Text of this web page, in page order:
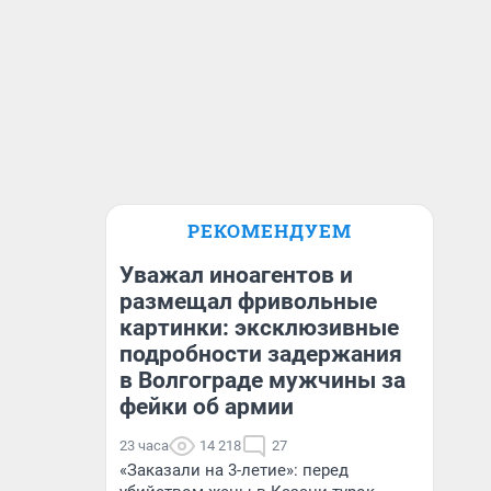
РЕКОМЕНДУЕМ
Уважал иноагентов и
размещал фривольные
картинки: эксклюзивные
подробности задержания
в Волгограде мужчины за
фейки об армии
23 часа 14 218 27
«Заказали на 3-летие»: перед